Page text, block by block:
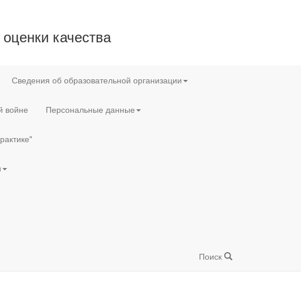
качества
Сведения об образовательной организации
войне Персональные данные
Поиск